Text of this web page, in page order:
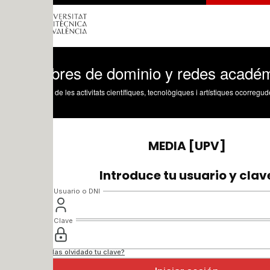
de dominio y redes académicas
les activitats científiques, tecnològiques i artístiques ocorregudes en els tres